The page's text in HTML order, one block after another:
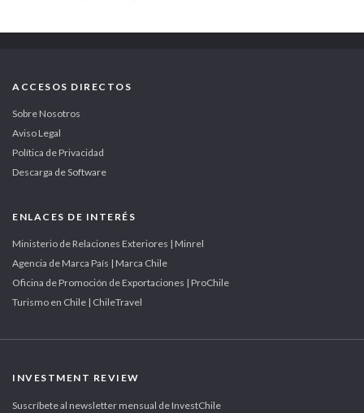
ACCESOS DIRECTOS
Sobre Nosotros
Aviso Legal
Política de Privacidad
Descarga de Software
ENLACES DE INTERÉS
Ministerio de Relaciones Exteriores | Minrel
Agencia de Marca País | Marca Chile
Oficina de Promoción de Exportaciones | ProChile
Turismo en Chile | ChileTravel
INVESTMENT REVIEW
Suscríbete al newsletter mensual de InvestChile